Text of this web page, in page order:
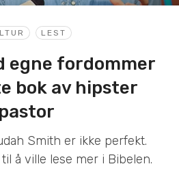
LEST
egne fordommer
bok av hipster
pastor
Smith er ikke perfekt.
å ville lese mer i Bibelen.